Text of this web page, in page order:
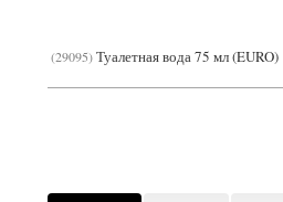
29095 Туалетная вода 75 мл (EURO)